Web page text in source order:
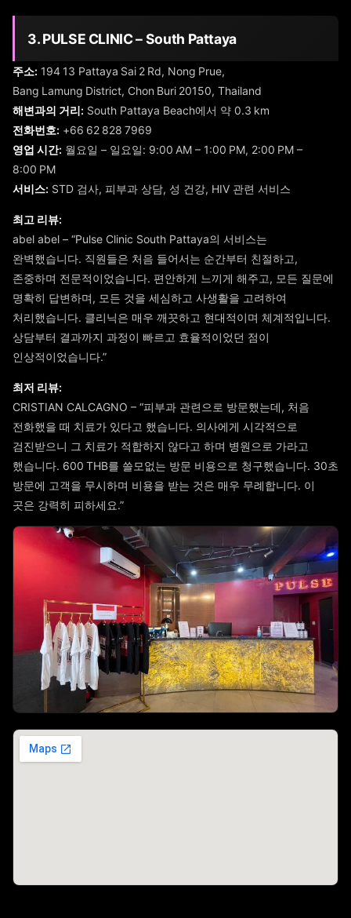
3. PULSE CLINIC – South Pattaya
주소: 194 13 Pattaya Sai 2 Rd, Nong Prue,
Bang Lamung District, Chon Buri 20150, Thailand
해변과의 거리: South Pattaya Beach에서 약 0.3 km
전화번호: +66 62 828 7969
영업 시간: 월요일 – 일요일: 9:00 AM – 1:00 PM, 2:00 PM –
8:00 PM
서비스: STD 검사, 피부과 상담, 성 건강, HIV 관련 서비스
최고 리뷰:
abel abel – “Pulse Clinic South Pattaya의 서비스는
완벽했습니다. 직원들은 처음 들어서는 순간부터 친절하고,
존중하며 전문적이었습니다. 편안하게 느끼게 해주고, 모든 질문에
명확히 답변하며, 모든 것을 세심하고 사생활을 고려하여
처리했습니다. 클리닉은 매우 깨끗하고 현대적이며 체계적입니다.
상담부터 결과까지 과정이 빠르고 효율적이었던 점이
인상적이었습니다.”
최저 리뷰:
CRISTIAN CALCAGNO – “피부과 관련으로 방문했는데, 처음
전화했을 때 치료가 있다고 했습니다. 의사에게 시각적으로
검진받으니 그 치료가 적합하지 않다고 하며 병원으로 가라고
했습니다. 600 THB를 쓸모없는 방문 비용으로 청구했습니다. 30초
방문에 고객을 무시하며 비용을 받는 것은 매우 무례합니다. 이
곳은 강력히 피하세요.”